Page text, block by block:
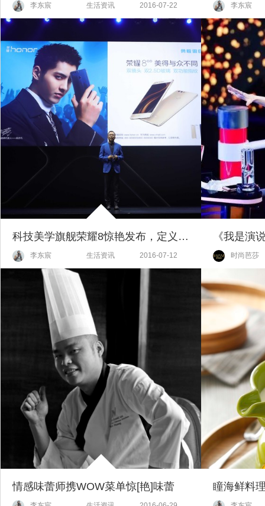
李东宸 生活资讯 2016-07-22 李东宸
科技美学旗舰荣耀8惊艳发布，定义行业美学新标杆
李东宸 生活资讯 2016-07-12 时尚芭莎
情感味蕾师携WOW菜单惊[艳]味蕾